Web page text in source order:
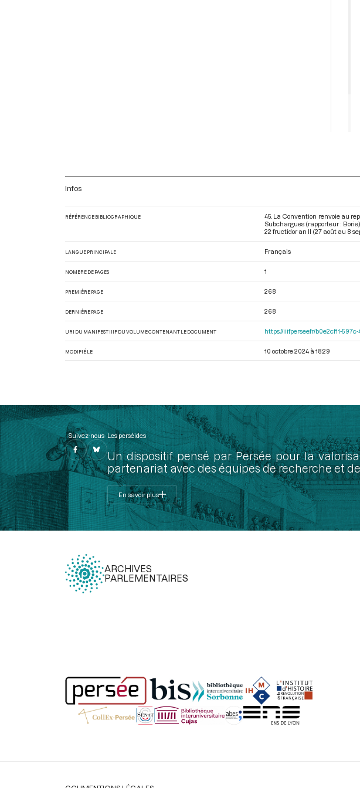
Infos
RÉFÉRENCE BIBLIOGRAPHIQUE
45. La Convention renvoie au
Subchargues (rapporteur :
22 fructidor an II (27 août au 8
LANGUE PRINCIPALE Français
NOMBRE DE PAGES 1
PREMIÈRE PAGE 268
DERNIÈRE PAGE 268
URI DU MANIFEST IIIF DU VOLUME CONTENANT LE DOCUMENT https://iiif.persee.fr/b0e2cf11-
MODIFIÉ LE 10 octobre 2024 à 18:29
Suivez-nous Les perséides
Un dispositif pensé par Persée pour la
partenariat avec des équipes de recherche et
En savoir plus
ARCHIVES
PARLEMENTAIRES
Légal